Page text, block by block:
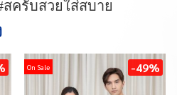
สครับสวยใส่สบาย
On Sale -49%